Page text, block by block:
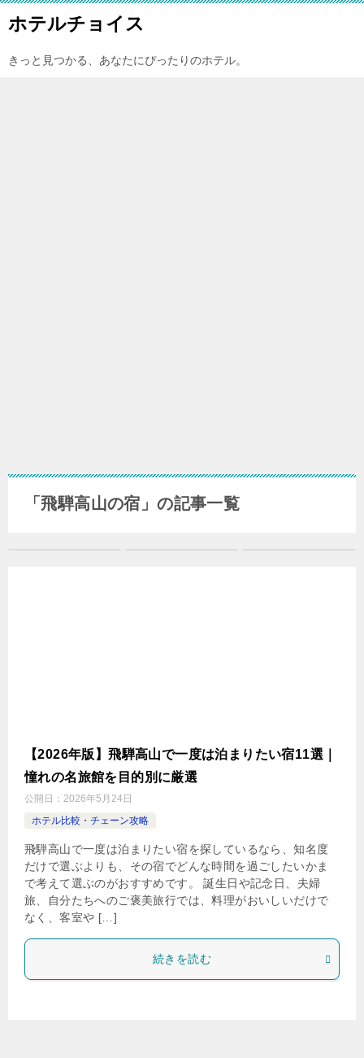
ホテルチョイス
きっと見つかる、あなたにぴったりのホテル。
「飛騨高山の宿」の記事一覧
【2026年版】飛騨高山で一度は泊まりたい宿11選｜
憧れの名旅館を目的別に厳選
公開日： 2026年5月24日
ホテル比較・チェーン攻略
飛騨高山で一度は泊まりたい宿を探しているなら、知名度
だけで選ぶよりも、その宿でどんな時間を過ごしたいかま
で考えて選ぶのがおすすめです。 誕生日や記念日、夫婦
旅、自分たちへのご褒美旅行では、料理がおいしいだけで
なく、客室や […]
続きを読む